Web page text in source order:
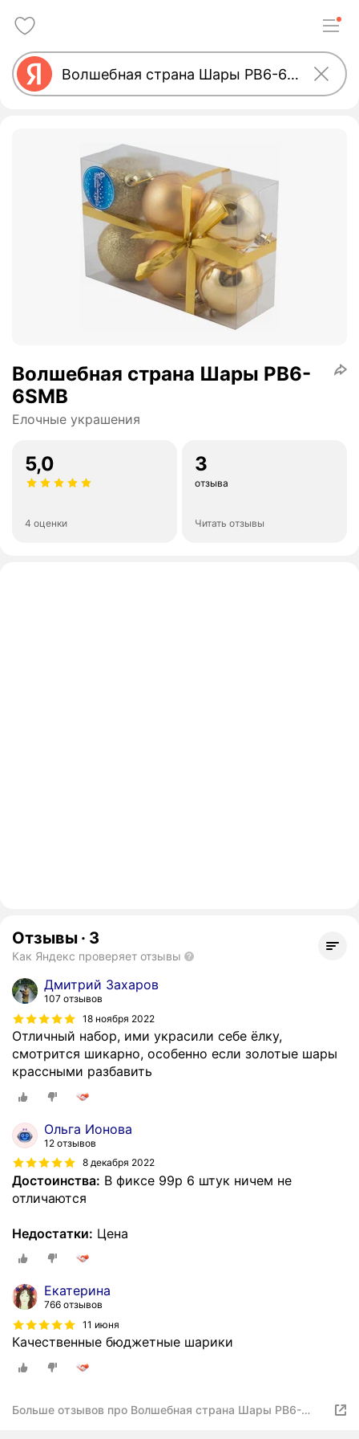
Волшебная страна Шары PB6-
6SMB
Елочные украшения
5,0
4 оценки
3
отзыва
Читать отзывы
Отзывы · 3
Как Яндекс проверяет отзывы
Дмитрий Захаров
107 отзывов
18 ноября 2022
Отличный набор, ими украсили себе ёлку,
смотрится шикарно, особенно если золотые шары
крассными разбавить
Ольга Ионова
12 отзывов
8 декабря 2022
Достоинства: В фиксе 99р 6 штук ничем не
отличаются
Недостатки: Цена
Екатерина
766 отзывов
11 июня
Качественные бюджетные шарики
Больше отзывов про Волшебная страна Шары PB6-